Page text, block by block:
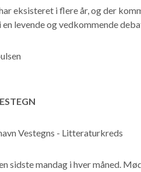
eksisteret i flere år, og der
levende og vedkommende
Vestegns - Litteraturkreds
sidste mandag i hver måned.